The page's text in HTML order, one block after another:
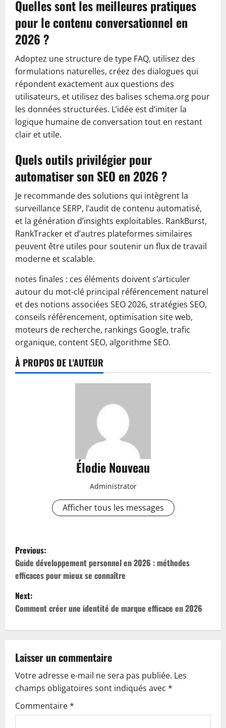
Quelles sont les meilleures pratiques
pour le contenu conversationnel en
2026 ?
Adoptez une structure de type FAQ, utilisez des
formulations naturelles, créez des dialogues qui
répondent exactement aux questions des
utilisateurs, et utilisez des balises schema.org pour
les données structurées. L’idée est d’imiter la
logique humaine de conversation tout en restant
clair et utile.
Quels outils privilégier pour
automatiser son SEO en 2026 ?
Je recommande des solutions qui intègrent la
surveillance SERP, l’audit de contenu automatisé,
et la génération d’insights exploitables. RankBurst,
RankTracker et d’autres plateformes similaires
peuvent être utiles pour soutenir un flux de travail
moderne et scalable.
notes finales : ces éléments doivent s’articuler
autour du mot-clé principal référencement naturel
et des notions associées SEO 2026, stratégies SEO,
conseils référencement, optimisation site web,
moteurs de recherche, rankings Google, trafic
organique, content SEO, algorithme SEO.
À PROPOS DE L'AUTEUR
Élodie Nouveau
Administrator
Afficher tous les messages
P
o
s
t
n
a
v
i
g
Previous:
Guide développement personnel en 2026 : méthodes
efficaces pour mieux se connaître
Next:
Comment créer une identité de marque efficace en 2026
Laisser un commentaire
Votre adresse e-mail ne sera pas publiée. Les
champs obligatoires sont indiqués avec *
Commentaire*